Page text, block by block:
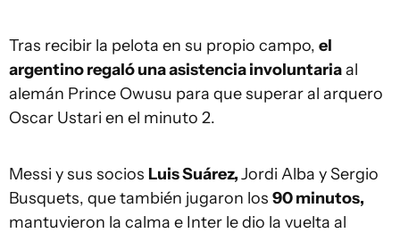
Tras recibir la pelota en su propio campo, el
argentino regaló una asistencia involuntariaal
alemán Prince Owusu para que superar al arquero
Oscar Ustari en el minuto 2.
Messi y sus socios Luis Suárez,Jordi Alba y Sergio
Busquets, que también jugaron los 90 minutos,
mantuvieron la calma e Inter le dio la vuelta al